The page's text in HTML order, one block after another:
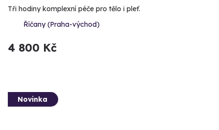
Tři hodiny komplexní péče pro tělo i pleť.
Říčany (Praha-východ)
4 800 Kč
Novinka